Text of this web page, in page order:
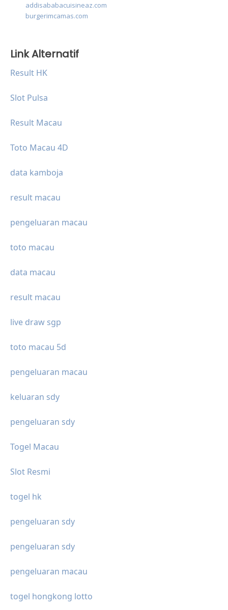
addisababacuisineaz.com
burgerimcamas.com
Link Alternatif
Result HK
Slot Pulsa
Result Macau
Toto Macau 4D
data kamboja
result macau
pengeluaran macau
toto macau
data macau
result macau
live draw sgp
toto macau 5d
pengeluaran macau
keluaran sdy
pengeluaran sdy
Togel Macau
Slot Resmi
togel hk
pengeluaran sdy
pengeluaran sdy
pengeluaran macau
togel hongkong lotto